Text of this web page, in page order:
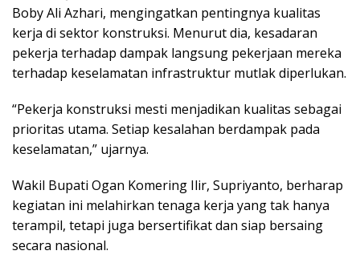
Boby Ali Azhari, mengingatkan pentingnya kualitas
kerja di sektor konstruksi. Menurut dia, kesadaran
pekerja terhadap dampak langsung pekerjaan mereka
terhadap keselamatan infrastruktur mutlak diperlukan.
“Pekerja konstruksi mesti menjadikan kualitas sebagai
prioritas utama. Setiap kesalahan berdampak pada
keselamatan,” ujarnya.
Wakil Bupati Ogan Komering Ilir, Supriyanto, berharap
kegiatan ini melahirkan tenaga kerja yang tak hanya
terampil, tetapi juga bersertifikat dan siap bersaing
secara nasional.